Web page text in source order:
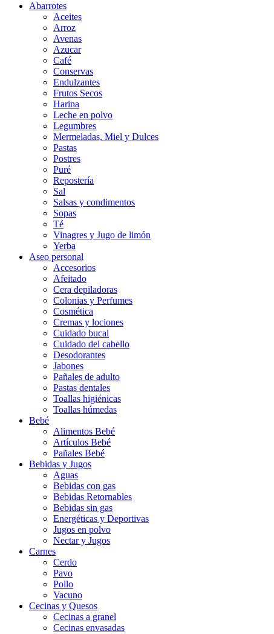
Abarrotes
Aceites
Arroz
Avenas
Azucar
Café
Conservas
Endulzantes
Frutos Secos
Harina
Leche en polvo
Legumbres
Mermeladas, Miel y Dulces
Pastas
Postres
Puré
Repostería
Sal
Salsas y condimentos
Sopas
Té
Vinagres y Jugo de limón
Yerba
Aseo personal
Accesorios
Afeitado
Cera depiladoras
Colonias y Perfumes
Cosmética
Cremas y lociones
Cuidado bucal
Cuidado del cabello
Desodorantes
Jabones
Pañales de adulto
Pastas dentales
Toallas higiénicas
Toallas húmedas
Bebé
Alimentos Bebé
Artículos Bebé
Pañales Bebé
Bebidas y Jugos
Aguas
Bebidas con gas
Bebidas Retornables
Bebidas sin gas
Energéticas y Deportivas
Jugos en polvo
Nectar y Jugos
Carnes
Cerdo
Pavo
Pollo
Vacuno
Cecinas y Quesos
Cecinas a granel
Cecinas envasadas